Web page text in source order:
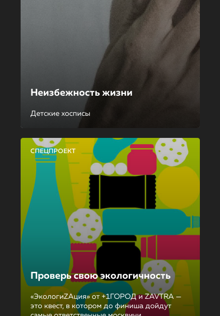
Неизбежность жизни
Детские хосписы
СПЕЦПРОЕКТ
Проверь свою экологичность
«ЭкологиZAция» от +1ГОРОД и ZAVTRA —
это квест, в котором до финиша дойдут